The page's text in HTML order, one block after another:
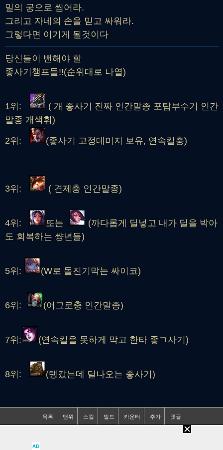
밀의 궁으로 씹어라.
그리고 자네의 손을 믿고 싸워라.
그렇다면 이기게 될것이다
당신들이 밴해야 할
좋사기챔프들!!(순위대로 나열)
1위:
( 개 좋사기 진짜 인간말종 포탑부수기 인간
말종 개색휘)
2위: (좋사기 고정데미지 보유, 연속킬충)
3위: ( 견제충 인간말종)
4위: 또는
(까다롭게 딜넣고 내가 딜을 박아
도 회복하는 썅년들)
5위: (W로 돌진기막는 싸이코)
6위: (어그로충 인간말종)
7위: (연속킬을 못하게 막고 한타 좋ㄱ사기)
8위: (탱갔는데 딜나오는 좋사기)
9위:
( 이새기 안써봐서 무슨 스킬인지는 모르겠
목록 맨위 스킬 빌드 카운터 추가 댓글
AD